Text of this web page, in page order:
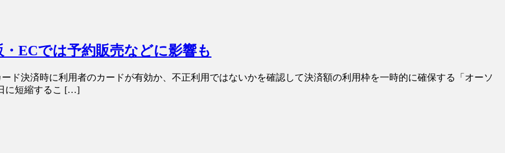
ECでは予約販売などに影響も
ド決済時に利用者のカードが有効か、不正利用ではないかを確認して決済額の利用枠を一時的に確保する「オーソ
に短縮するこ […]